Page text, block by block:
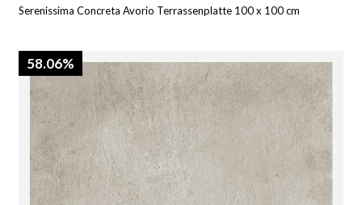
Serenissima Concreta Avorio Terrassenplatte 100 x 100 cm
58.06%